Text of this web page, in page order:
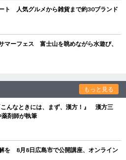
ト 人気グルメから雑貨まで約30ブランド
マーフェス 富士山を眺めながら水遊び、
もっと見る
んなときには、まず、漢方！』 漢方三
剤師が執筆
を 8月8日広島市で公開講座、オンライン